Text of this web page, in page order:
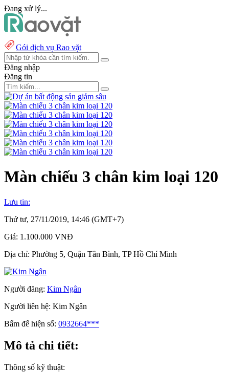
Đang xử lý...
Gói dịch vụ Rao vặt
Đăng nhập
Đăng tin
Màn chiếu 3 chân kim loại 120
Lưu tin:
Thứ tư, 27/11/2019, 14:46 (GMT+7)
Giá: 1.100.000 VNĐ
Địa chỉ: Phường 5, Quận Tân Bình, TP Hồ Chí Minh
Người đăng: Kim Ngân
Người liên hệ: Kim Ngân
Bấm để hiện số: 0932664***
Mô tả chi tiết:
Thông số kỹ thuật: